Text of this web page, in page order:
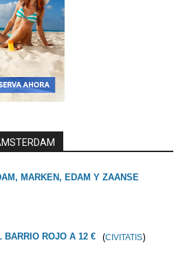
MARKEN, EDAM Y ZAANSE
BARRIO ROJO A 12 € (CIVITATIS)